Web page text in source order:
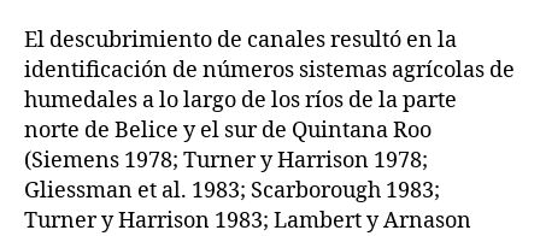
El descubrimiento de canales resultó en la
identificación de números sistemas agrícolas de
humedales a lo largo de los ríos de la parte
norte de Belice y el sur de Quintana Roo
(Siemens 1978; Turner y Harrison 1978;
Gliessman et al. 1983; Scarborough 1983;
Turner y Harrison 1983; Lambert y Arnason